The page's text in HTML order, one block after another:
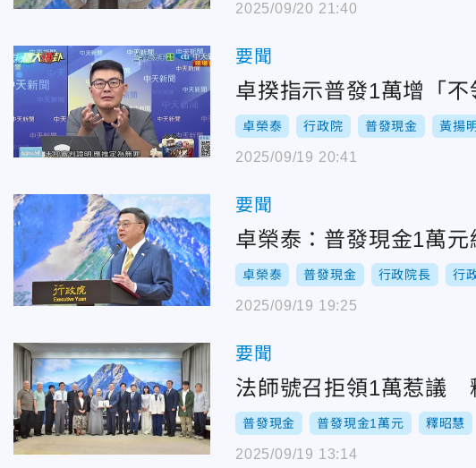
2025/09/20 21:40
要聞
卓揆指示普發1萬增「
卓榮泰 行政院 普發現金 黃揚明
2025/09/19 20:41
要聞
卓榮泰：普發現金1萬
卓榮泰 普發現金 行政院長 行
2025/09/19 19:25
要聞
法師號召拒領1萬惹議
普發現金 普發現金1萬元 釋昭慧
2025/09/19 13:14